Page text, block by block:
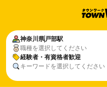
神奈川県戸部駅
職種を選択してください
経験者・有資格者歓迎
キーワードを選択してください
神奈川県戸部駅
経験者・有資格者歓迎